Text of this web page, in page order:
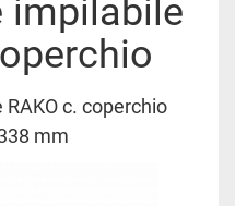
impilabile
c. coperchio
mm